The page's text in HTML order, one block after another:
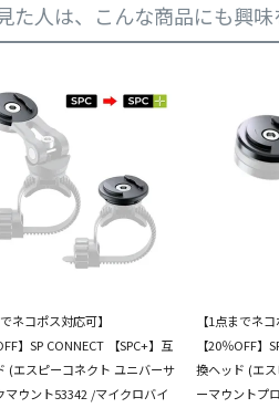
た人は、こんな商品にも興
でネコポス対応可】
】SP CONNECT 【SPC+】互
(エスピーコネクト ユニバーサ
マウント53342 /マイクロバイ
【1点までネ
【20％OFF】
換ヘッド (エ
ーマウントプ